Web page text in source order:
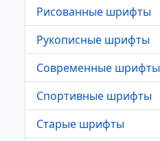
Рисованные шрифты
Рукописные шрифты
Современные шрифты
Спортивные шрифты
Старые шрифты